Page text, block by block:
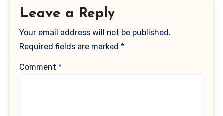
Leave a Reply
Your email address will not be published.
Required fields are marked *
Comment *